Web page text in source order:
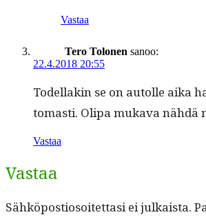
Vastaa
Tero Tolonen sanoo:
22.4.2018 20:55
Todel­lakin se on autolle aika
tomasti. Oli­pa muka­va
Vastaa
Vastaa
Sähköpostiosoitettasi ei julkaista.